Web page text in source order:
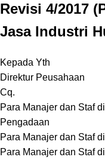
Revisi 4/2017
Jasa Industri
Kepada Yth
Direktur Peusahaan
Cq.
Para Manajer dan Staf
Pengadaan
Para Manajer dan Staf
Para Manajer dan Staf